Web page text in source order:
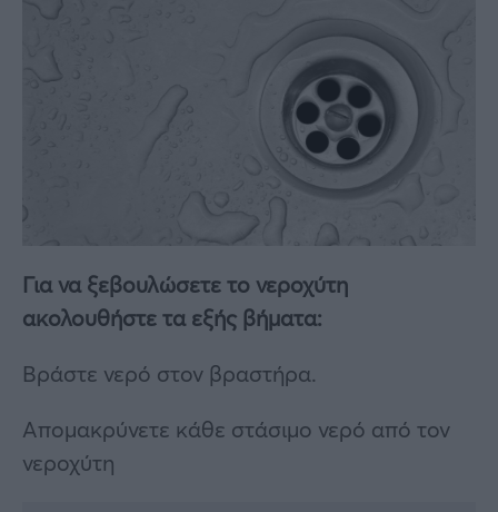
Για να ξεβουλώσετε το νεροχύτη
ακολουθήστε τα εξής βήματα:
Βράστε νερό στον βραστήρα.
Απομακρύνετε κάθε στάσιμο νερό από τον
νεροχύτη